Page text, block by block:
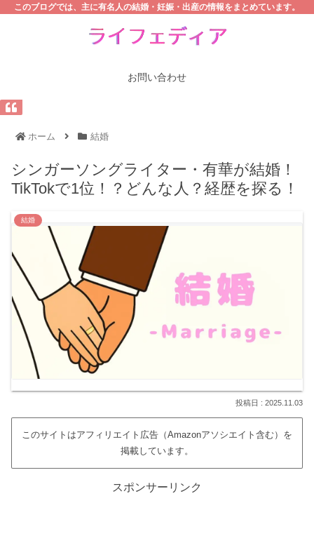
このブログでは、主に有名人の結婚・妊娠・出産の情報をまとめています。
お問い合わせ
ホーム 結婚
シンガーソングライター・有華が結婚！
TikTokで1位！？どんな人？経歴を探る！
結婚
2025.11.03
このサイトはアフィリエイト広告（Amazonアソシエイト含む）を
掲載しています。
スポンサーリンク